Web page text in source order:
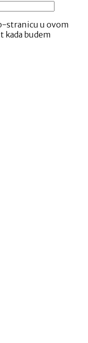
stranicu u ovom
kada budem